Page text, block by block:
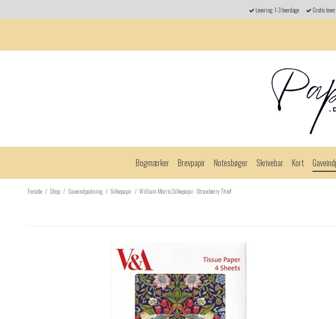
Levering: 1-3 hverdage Gratis
Bogmærker Brevpapir Notesbøger Skrivebar Kort
Forside / Shop / Gaveindpakning / Silkepapir / William Morris Silkepapir - Strawberry Thief